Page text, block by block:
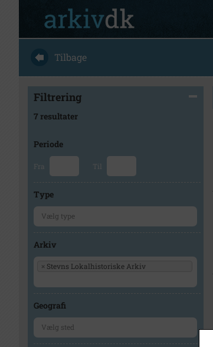
Tilbage
Filtrering
7 resultater
Periode
Fra Til
Type
Arkiv
× Stevns Lokalhistoriske Arkiv
Geografi